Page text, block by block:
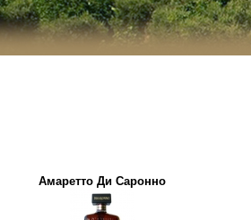
Амаретто Ди Саронно